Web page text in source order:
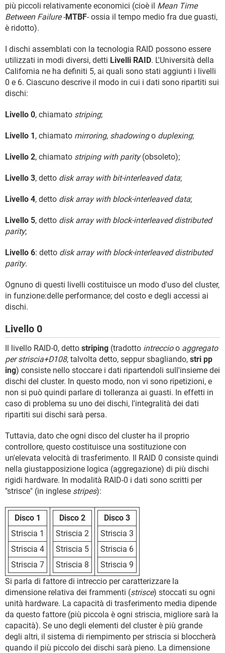
più piccoli relativamente economici (cioè il Mean Time
Between Failure-MTBF- ossia il tempo medio fra due guasti,
è ridotto).
I dischi assemblati con la tecnologia RAID possono essere
utilizzati in modi diversi, detti Livelli RAID. L'Università della
California ne ha definiti 5, ai quali sono stati aggiunti i livelli
0 e 6. Ciascuno descrive il modo in cui i dati sono ripartiti sui
dischi:
Livello 0, chiamato striping;
Livello 1, chiamato mirroring, shadowingo duplexing;
Livello 2, chiamato striping with parity(obsoleto);
Livello 3, detto disk array with bit-interleaved data;
Livello 4, detto disk array with block-interleaved data;
Livello 5, detto disk array with block-interleaved distributed
parity;
Livello 6: detto disk array with block-interleaved distributed
parity.
Ognuno di questi livelli costituisce un modo d'uso del cluster,
in funzione:delle performance; del costo e degli accessi ai
dischi.
Livello 0
Il livello RAID-0, detto striping (tradotto intreccioo aggregato
per striscia+D108, talvolta detto, seppur sbagliando, stri pp
ing) consiste nello stoccare i dati ripartendoli sull'insieme dei
dischi del cluster. In questo modo, non vi sono ripetizioni, e
non si può quindi parlare di tolleranza ai guasti. In effetti in
caso di problema su uno dei dischi, l'integralità dei dati
ripartiti sui dischi sarà persa.
Tuttavia, dato che ogni disco del cluster ha il proprio
controllore, questo costituisce una sostituzione con
un'elevata velocità di trasferimento. Il RAID 0 consiste quindi
nella giustapposizione logica (aggregazione) di più dischi
rigidi hardware. In modalità RAID-0 i dati sono scritti per
"strisce" (in inglese stripes):
Disco 1
Striscia 1
Striscia 4
Striscia 7
Disco 2
Striscia 2
Striscia 5
Striscia 8
Disco 3
Striscia 3
Striscia 6
Striscia 9
Si parla di fattore di intreccio per caratterizzare la
dimensione relativa dei frammenti (strisce) stoccati su ogni
unità hardware. La capacità di trasferimento media dipende
da questo fattore (più piccola è ogni striscia, migliore sarà la
capacità). Se uno degli elementi del cluster è più grande
degli altri, il sistema di riempimento per striscia si bloccherà
quando il più piccolo dei dischi sarà pieno. La dimensione